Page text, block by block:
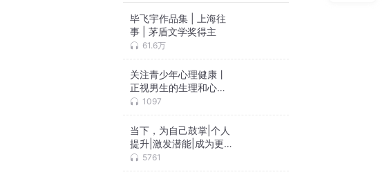
毕飞宇作品集 | 上海往
事 | 茅盾文学奖得主
61.6万
关注青少年心理健康丨
正视男生的生理和心理
成长&积极
1097
当下，为自己鼓掌|个人
提升|激发潜能|成为更好
自己5761